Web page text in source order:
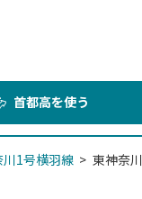
首都高を使う
川1号横羽線 東神奈川